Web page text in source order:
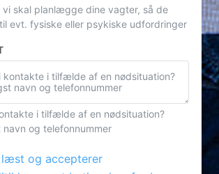
vi skal planlægge dine vagter, så de
evt. fysiske eller psykiske udfordringer
i tilfælde af en nødsituation?
navn og telefonnummer
læst og accepterer